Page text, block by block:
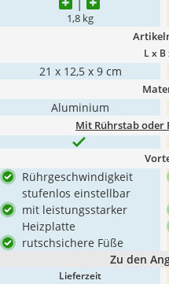
1,8 kg
L x B
21 x 12,5 x 9 cm
Aluminium
Mit Rührstab oder
Rührgeschwindigkeit
stufenlos einstellbar
mit leistungsstarker
Heizplatte
rutschsichere Füße
Zu den
Lieferzeit